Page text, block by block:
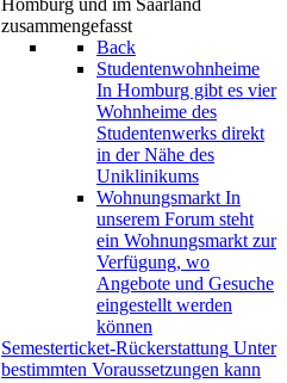
Homburg und im Saarland
zusammengefasst
Back
Studentenwohnheime
In Homburg gibt es vier
Wohnheime des
Studentenwerks direkt
in der Nähe des
Uniklinikums
Wohnungsmarkt In
unserem Forum steht
ein Wohnungsmarkt zur
Verfügung, wo
Angebote und Gesuche
eingestellt werden
können
Semesterticket-Rückerstattung Unter
bestimmten Voraussetzungen kann